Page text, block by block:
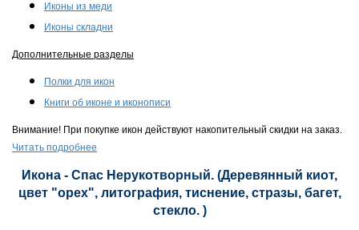
Иконы из меди
Иконы складни
Дополнительные разделы
Полки для икон
Книги об иконе и иконописи
Внимание! При покупке икон действуют накопительный скидки на заказ.
Читать подробнее
Икона - Спас Нерукотворный. (Деревянный киот,
цвет "орех", литография, тиснение, стразы, багет,
стекло. )